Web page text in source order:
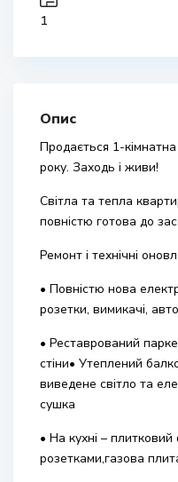
1
Опис
Продається 1-
року. Заходь і живи!
Світла та тепла
повністю готова до
Ремонт і технічні
• Повністю нова
розетки, вимикачі,
• Реставрований
стіни• Утеплений
виведене світло та
сушка
• На кухні –
розетками,газова